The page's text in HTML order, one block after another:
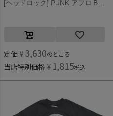
定価 ¥ 3,630のところ
当店特別価格 ¥ 1,815税込